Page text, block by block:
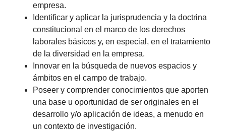
empresa.
Identificar y aplicar la jurisprudencia y la doctrina
constitucional en el marco de los derechos
laborales básicos y, en especial, en el tratamiento
de la diversidad en la empresa.
Innovar en la búsqueda de nuevos espacios y
ámbitos en el campo de trabajo.
Poseer y comprender conocimientos que aporten
una base u oportunidad de ser originales en el
desarrollo y/o aplicación de ideas, a menudo en
un contexto de investigación.